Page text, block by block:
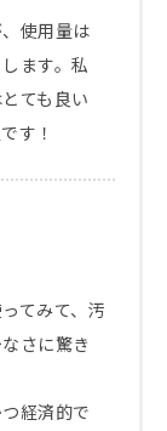
使用量は
ます。私
ても良い
す！
てみて、汚
さに驚き
経済的で